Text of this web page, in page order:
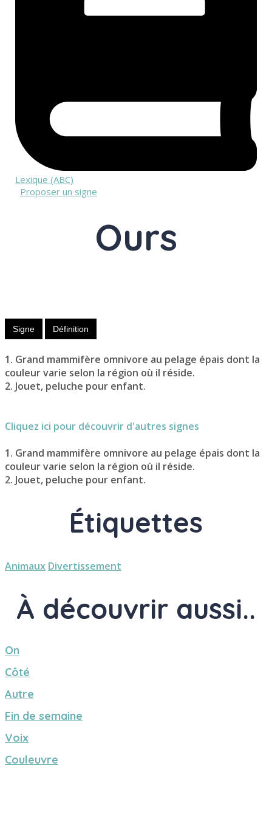
Lexique (ABC)
Proposer un signe
Ours
Signe Définition
1. Grand mammifère omnivore au pelage épais dont la
couleur varie selon la région où il réside.
2. Jouet, peluche pour enfant.
Cliquez ici pour découvrir d'autres signes
1. Grand mammifère omnivore au pelage épais dont la
couleur varie selon la région où il réside.
2. Jouet, peluche pour enfant.
Étiquettes
Animaux Divertissement
À découvrir aussi..
On
Côté
Autre
Fin de semaine
Voix
Couleuvre